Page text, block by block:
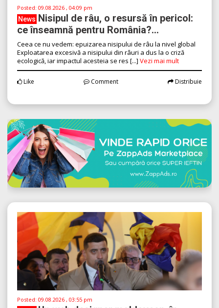
Posted: 09.08.2026 , 04:09 pm
News Nisipul de râu, o resursă în pericol:
ce înseamnă pentru România?...
Ceea ce nu vedem: epuizarea nisipului de râu la nivel global
Exploatarea excesivă a nisipului din râuri a dus la o criză
ecologică, iar impactul acesteia se res [...] Vezi mai mult
Like Comment Distribuie
Posted: 09.08.2026 , 03:55 pm